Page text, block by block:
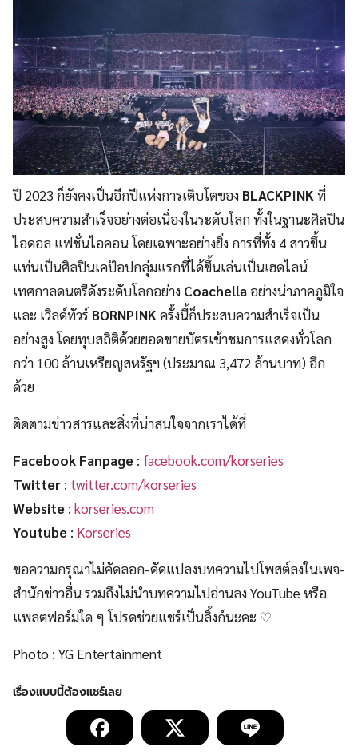
ปี 2023 ก็ยังคงเป็นอีกปีแห่งการเติบโตของ BLACKPINKที่
ประสบความสำเร็จอย่างต่อเนื่องในระดับโลก ทั้งในฐานะศิลปิน
ไอดอล แฟชั่นไอคอน โดยเฉพาะอย่างยิ่ง การที่ทั้ง 4 สาวขึ้น
แท่นเป็นศิลปินเคป๊อปกลุ่มแรกที่ได้ขึ้นเล่นเป็นเฮดไลน์
เทศกาลดนตรีดังระดับโลกอย่าง Coachella อย่างน่าภาคภูมิใจ
และ เวิลด์ทัวร์ BORNPINKครั้งนี้ก็ประสบความสำเร็จเป็น
อย่างสูง โดยทุบสถิติด้วยยอดขายบัตรเข้าชมการแสดงทั่วโลก
กว่า 100 ล้านเหรียญสหรัฐฯ (ประมาณ 3,472 ล้านบาท) อีก
ด้วย
ติดตามข่าวสารและสิ่งที่น่าสนใจจากเราได้ที่
Facebook Fanpage : facebook.com/korseries
Twitter : twitter.com/korseries
Website : korseries.com
Youtube : Korseries
ขอความกรุณาไม่คัดลอก-ดัดแปลงบทความไปโพสต์ลงในเพจ-
สำนักข่าวอื่น รวมถึงไม่นำบทความไปอ่านลง YouTube หรือ
แพลตฟอร์มใด ๆ โปรดช่วยแชร์เป็นลิ้งก์นะคะ ♡
Photo : YG Entertainment